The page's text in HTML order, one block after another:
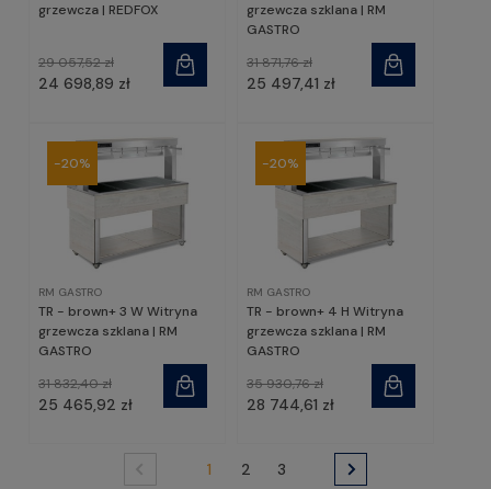
grzewcza | REDFOX
24 698,89 zł
29 057,52 zł
grzewcza szklana | RM
GASTRO
25 497,41 zł
31 871,76 zł
RM GASTRO
TR - brown+ 3 W Witryna
grzewcza szklana | RM
GASTRO
25 465,92 zł
31 832,40 zł
-20%
RM GASTRO
TR - brown+ 4 H Witryna
grzewcza szklana | RM
GASTRO
28 744,61 zł
35 930,76 zł
-20%
1 2 3